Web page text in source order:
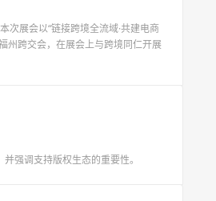
次展会以“链接跨境全流域·共建电商
州跨交会，在展会上与跨境同仁开展
强调支持版权生态的重要性。